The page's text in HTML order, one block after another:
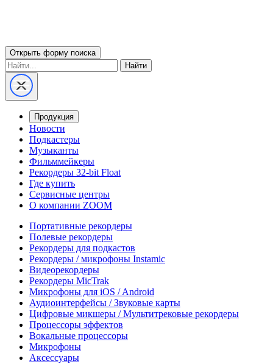
Открыть форму поиска
Найти
Продукция
Новости
Подкастеры
Музыканты
Фильммейкеры
Рекордеры 32-bit Float
Где купить
Сервисные центры
О компании ZOOM
Портативные рекордеры
Полевые рекордеры
Рекордеры для подкастов
Рекордеры / микрофоны Instamic
Видеорекордеры
Рекордеры MicTrak
Микрофоны для iOS / Android
Аудиоинтерфейсы / Звуковые карты
Цифровые микшеры / Мультитрековые рекордеры
Процессоры эффектов
Вокальные процессоры
Микрофоны
Аксессуары